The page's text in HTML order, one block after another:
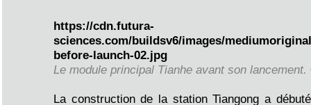
https://cdn.futura-
sciences.com/buildsv6/images/
before-launch-02.jpg
Le module principal Tianhe avant son
La construction de la station Tiangong a